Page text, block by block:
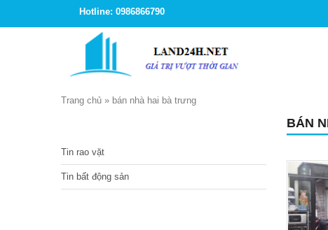
Hotline: 0986866790
Trang chủ » bán nhà hai bà trưng
BÁN
Tin rao vặt
Tin bất động sản